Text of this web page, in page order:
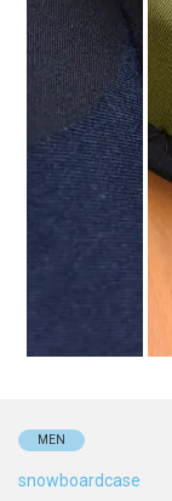
MEN
snowboardcase